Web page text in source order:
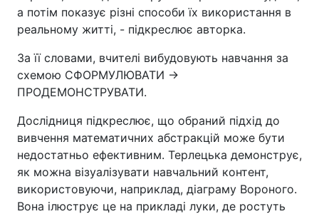
а потім показує різні способи їх використання в
реальному житті, - підкреслює авторка.
За її словами, вчителі вибудовують навчання за
схемою СФОРМУЛЮВАТИ →
ПРОДЕМОНСТРУВАТИ.
Дослідниця підкреслює, що обраний підхід до
вивчення математичних абстракцій може бути
недостатньо ефективним. Терлецька демонструє,
як можна візуалізувати навчальний контент,
використовуючи, наприклад, діаграму Вороного.
Вона ілюструє це на прикладі луки, де ростуть